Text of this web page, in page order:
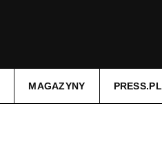
MAGAZYNY PRESS.PL